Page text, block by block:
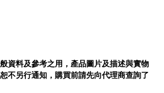
資料及參考之用，產品圖片及描述與實物
不另行通知，購買前請先向代理商查詢了